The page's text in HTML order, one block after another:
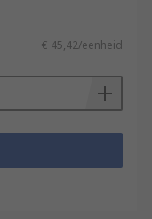
€ 45,42/eenheid